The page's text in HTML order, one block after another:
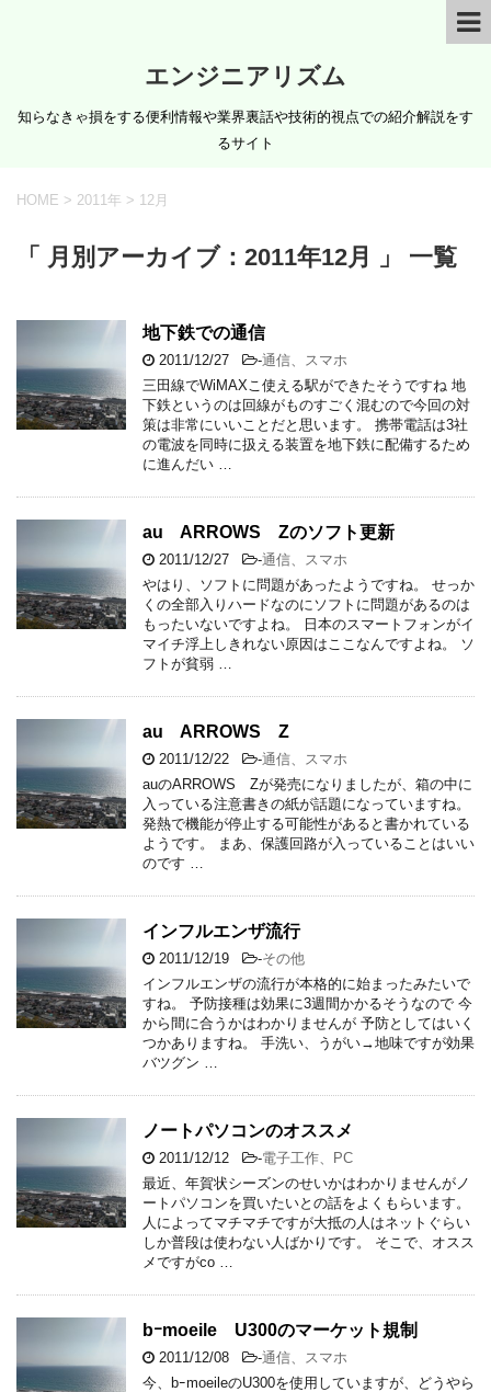
エンジニアリズム
知らなきゃ損をする便利情報や業界裏話や技術的視点での紹介解説をす
るサイト
HOME > 2011年 > 12月
「 月別アーカイブ：2011年12月 」 一覧
地下鉄での通信
2011/12/27 -通信、スマホ
三田線でWiMAXこ使える駅ができたそうですね 地
下鉄というのは回線がものすごく混むので今回の対
策は非常にいいことだと思います。 携帯電話は3社
の電波を同時に扱える装置を地下鉄に配備するため
に進んだい …
au ARROWS Zのソフト更新
2011/12/27 -通信、スマホ
やはり、ソフトに問題があったようですね。 せっか
くの全部入りハードなのにソフトに問題があるのは
もったいないですよね。 日本のスマートフォンがイ
マイチ浮上しきれない原因はここなんですよね。 ソ
フトが貧弱 …
au ARROWS Z
2011/12/22 -通信、スマホ
auのARROWS Zが発売になりましたが、箱の中に
入っている注意書きの紙が話題になっていますね。
発熱で機能が停止する可能性があると書かれている
ようです。 まあ、保護回路が入っていることはいい
のです …
インフルエンザ流行
2011/12/19 -その他
インフルエンザの流行が本格的に始まったみたいで
すね。 予防接種は効果に3週間かかるそうなので 今
から間に合うかはわかりませんが 予防としてはいく
つかありますね。 手洗い、うがい→地味ですが効果
バツグン …
ノートパソコンのオススメ
2011/12/12 -電子工作、PC
最近、年賀状シーズンのせいかはわかりませんがノ
ートパソコンを買いたいとの話をよくもらいます。
人によってマチマチですが大抵の人はネットぐらい
しか普段は使わない人ばかりです。 そこで、オスス
メですがco …
bｰmoeile U300のマーケット規制
2011/12/08 -通信、スマホ
今、bｰmoeileのU300を使用していますが、どうやら